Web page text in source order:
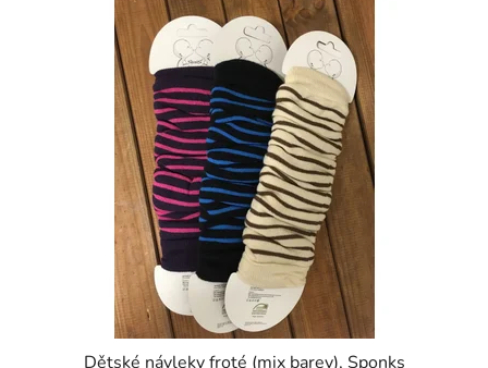
Dětské návleky froté (mix barev), Sponks